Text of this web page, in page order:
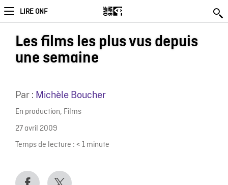
LIRE ONF
Les films les plus vus depuis
une semaine
Par : Michèle Boucher
En production, Films
27 avril 2009
Temps de lecture : < 1 minute